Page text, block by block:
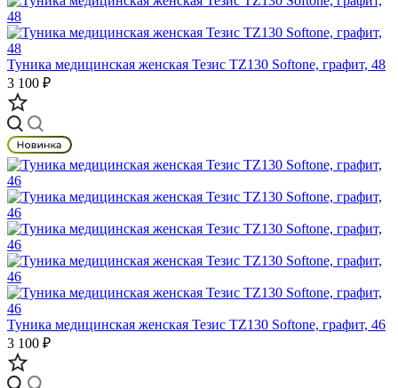
Туника медицинская женская Тезис TZ130 Softone, графит, 48
3 100 ₽
Туника медицинская женская Тезис TZ130 Softone, графит, 46
3 100 ₽